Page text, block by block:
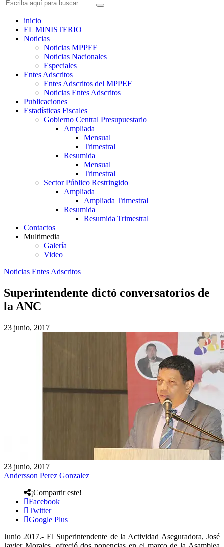
inicio
EL MINISTERIO
Noticias
Noticias MPPEF
Noticias Nacionales
Especiales
Entes Adscritos
Entes Adscritos del MPPEF
Noticias Entes Adscritos
Publicaciones
Estadísticas Fiscales
Gobierno Central Presupuestario
Ampliada
Mensual
Trimestral
Resumida
Mensual
Trimestral
Sector Público Restringido
Ampliada
Ampliada Trimestral
Resumida
Resumida Trimestral
Contactos
Multimedia
Galería
Video
Noticias Entes Adscritos
Superintendente dictó conversatorios de
la ANC
23 junio, 2017
23 junio, 2017
Andersson Perez Gonzalez
¡Compartir este!
Facebook
Twitter
Google Plus
Junio 2017.- El Superintendente de la Actividad Aseguradora, José